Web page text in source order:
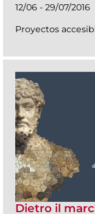
12/06 - 29/07/2016
Proyectos
Dietro il